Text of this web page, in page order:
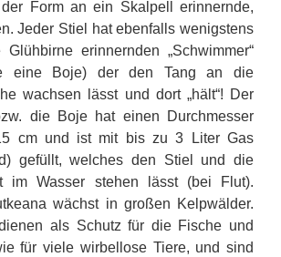
Form an ein Skalpell erinnernde,
Jeder Stiel hat ebenfalls wenigstens
erinnernden „Schwimmer“
eine Boje) der den Tang an die
wachsen lässt und dort „hält“! Der
die Boje hat einen Durchmesser
cm und ist mit bis zu 3 Liter Gas
gefüllt, welches den Stiel und die
im Wasser stehen lässt (bei Flut).
wächst in großen Kelpwälder.
als Schutz für die Fische und
für viele wirbellose Tiere, und sind